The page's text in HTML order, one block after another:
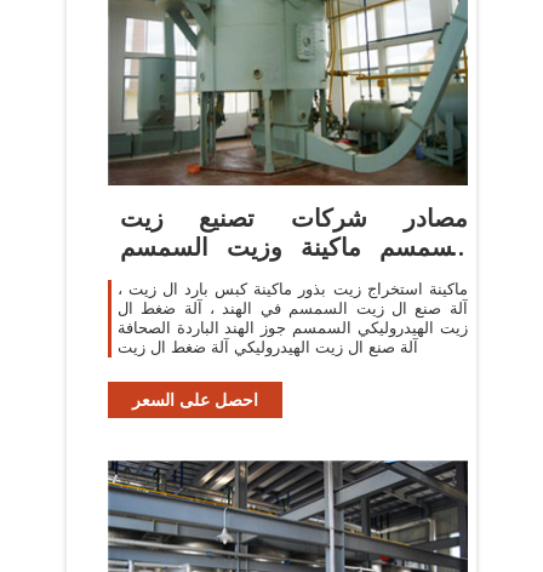
مصادر شركات تصنيع زيت
السمسم ماكينة وزيت السمسم
ماكينة في
ماكينة استخراج زيت بذور ماكينة كبس بارد ال زيت ،
آلة صنع ال زيت السمسم في الهند ، آلة ضغط ال
زيت الهيدروليكي السمسم جوز الهند الباردة الصحافة
آلة صنع ال زيت الهيدروليكي آلة ضغط ال زيت
احصل على السعر